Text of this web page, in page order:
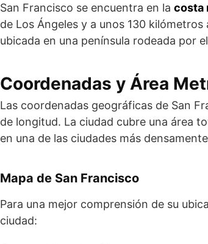
San Francisco se encuentra en la costa
de Los Ángeles y a unos 130
ubicada en una península rodeada por
Coordenadas y Área
Las coordenadas geográficas de San
de longitud. La ciudad cubre una área
en una de las ciudades más
Mapa de San Francisco
Para una mejor comprensión de su
ciudad: